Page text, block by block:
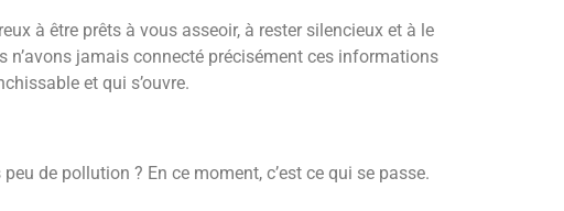
à être prêts à vous asseoir, à rester silencieux et à le
n’avons jamais connecté précisément ces informations
et qui s’ouvre.
de pollution ? En ce moment, c’est ce qui se passe.